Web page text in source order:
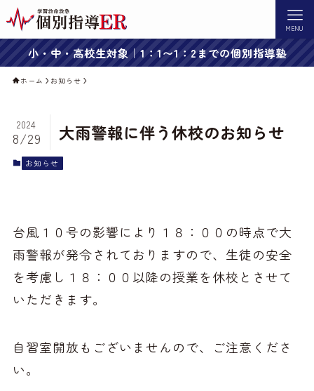
MENU
小・中・高校生対象｜1：1〜1：2までの個別指導塾
ホーム お知らせ
大雨警報に伴う休校のお知らせ
2024
8/29
お知らせ
台風１０号の影響により１８：００の時点で大
雨警報が発令されておりますので、生徒の安全
を考慮し１８：００以降の授業を休校とさせて
いただきます。
自習室開放もございませんので、ご注意くださ
い。